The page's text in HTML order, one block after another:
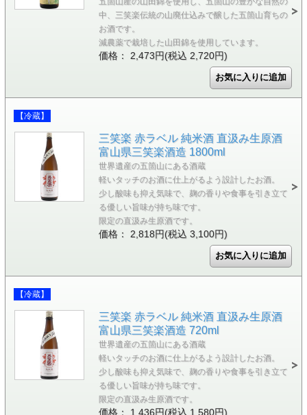
中、三笑楽伝統の山廃仕込みで醸した五箇山育ちの
お酒です。
減農薬で栽培した山田錦を使用しています。
価格： 2,473円(税込 2,720円)
【冷蔵】
三笑楽 赤ラベル 純米酒 直汲み生原酒
富山県三笑楽酒造 1800ml
世界遺産の五箇山にある酒蔵
軽いタッチのお酒に仕上がるよう設計したお酒。
少し酸味も抑え気味で、麹の香りや食事を引き立て
る優しい旨味が持ち味です。
限定の直汲み生原酒です。
価格： 2,818円(税込 3,100円)
【冷蔵】
三笑楽 赤ラベル 純米酒 直汲み生原酒
富山県三笑楽酒造 720ml
世界遺産の五箇山にある酒蔵
軽いタッチのお酒に仕上がるよう設計したお酒。
少し酸味も抑え気味で、麹の香りや食事を引き立て
る優しい旨味が持ち味です。
限定の直汲み生原酒です。
価格： 1,436円(税込 1,580円)